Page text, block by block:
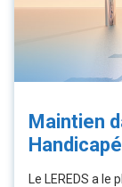
Maintien
Handicapé
Le LEREDS a